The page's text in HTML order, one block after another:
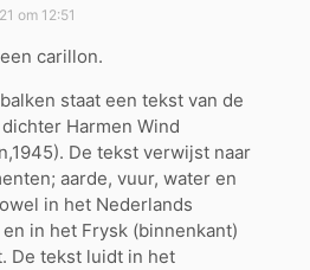
om 12:51
een carillon.
staat een tekst van de
Harmen Wind
De tekst verwijst naar
aarde, vuur, water en
in het Nederlands
in het Frysk (binnenkant)
De tekst luidt in het